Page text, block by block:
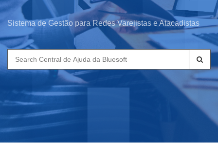
Sistema de Gestão para Redes Varejistas e Atacadistas
Search
for: